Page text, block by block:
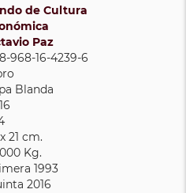
de Cultura
Paz
968-16-4239-6
Blanda
21 cm.
Kg.
1993
2016